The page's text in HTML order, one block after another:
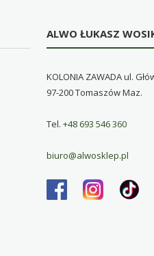
ALWO ŁUKASZ
KOLONIA ZAWADA ul.
97-200 Tomaszów Maz.
Tel.+48 693 546 360
biuro@alwosklep.pl